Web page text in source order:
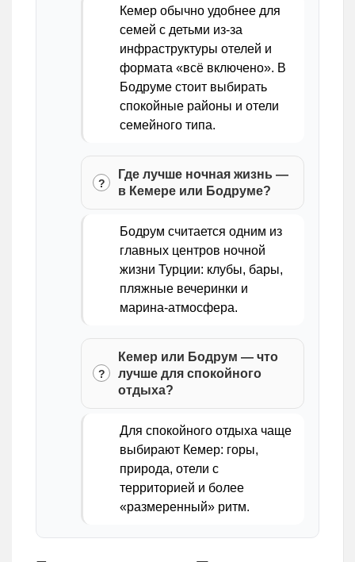
Кемер обычно удобнее для
семей с детьми из-за
инфраструктуры отелей и
формата «всё включено». В
Бодруме стоит выбирать
спокойные районы и отели
семейного типа.
Где лучше ночная жизнь —
в Кемере или Бодруме?
Бодрум считается одним из
главных центров ночной
жизни Турции: клубы, бары,
пляжные вечеринки и
марина-атмосфера.
Кемер или Бодрум — что
лучше для спокойного
отдыха?
Для спокойного отдыха чаще
выбирают Кемер: горы,
природа, отели с
территорией и более
«размеренный» ритм.